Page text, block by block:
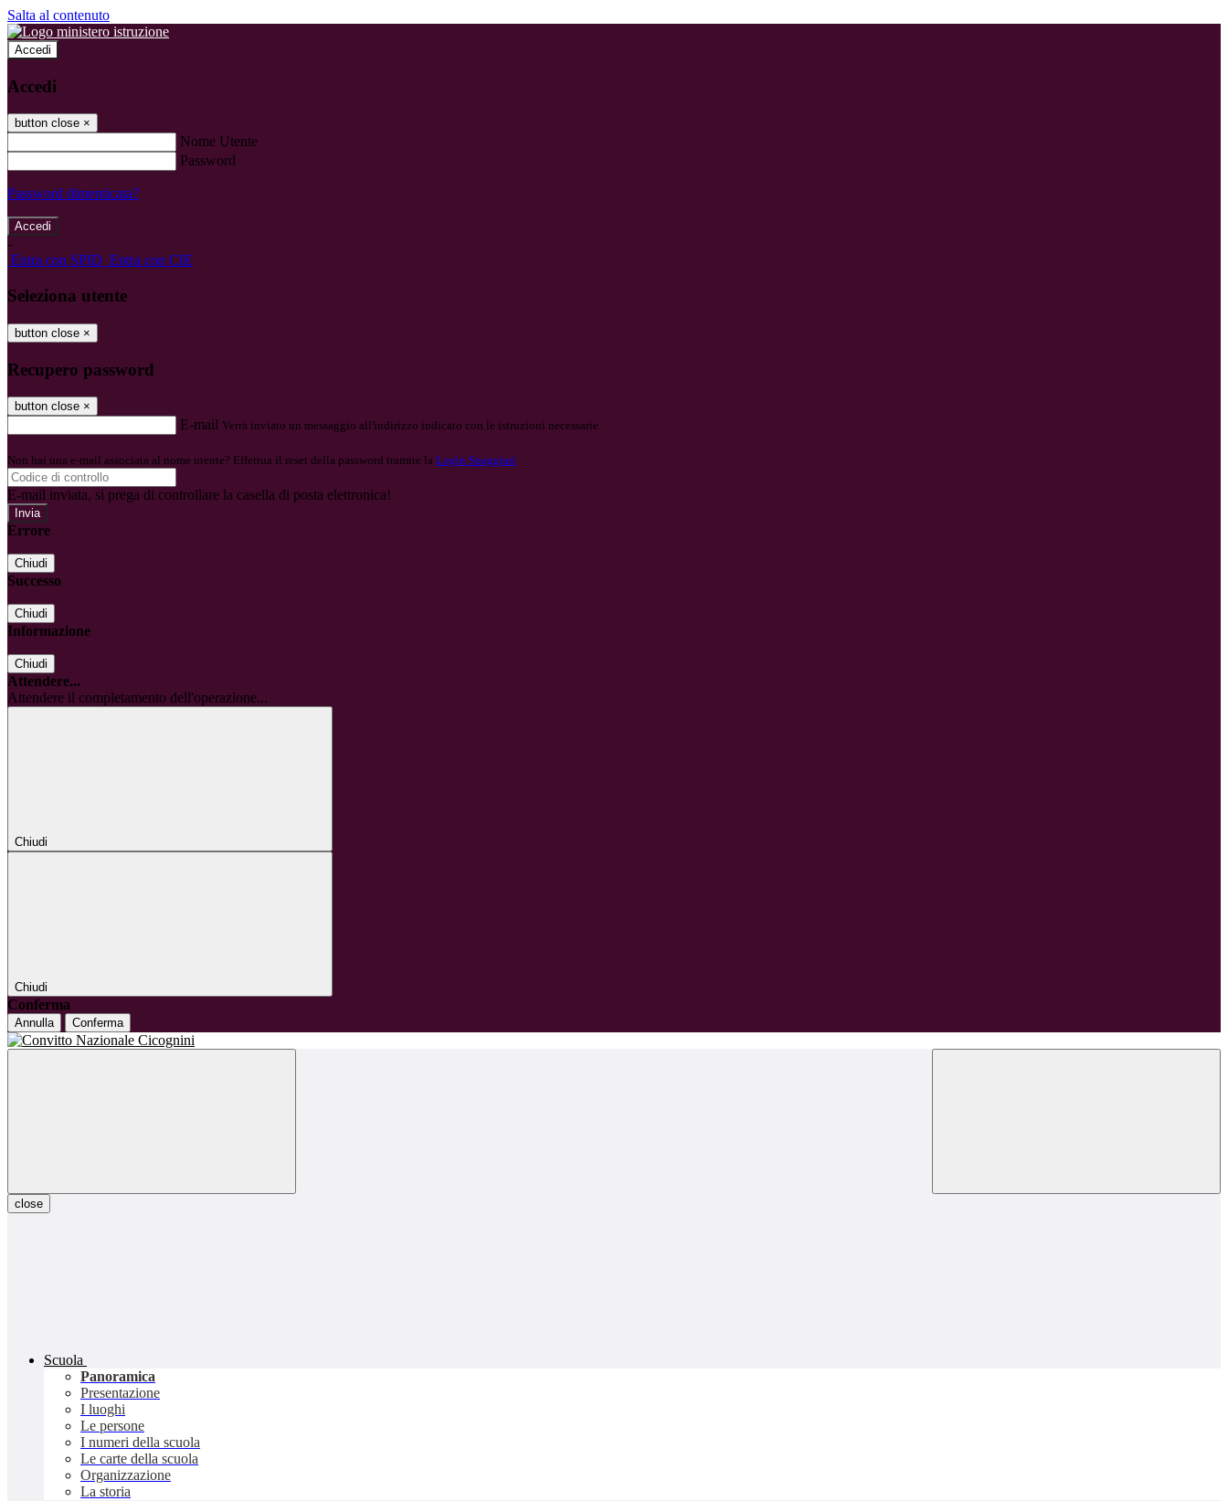
Salta al contenuto
Accedi
Accedi
button close ×
Nome Utente
Password
Password dimenticata?
-
Entra con SPID Entra con CIE
Seleziona utente
button close ×
Recupero password
button close ×
E-mail Verrà inviato un messaggio all'indirizzo indicato con le istruzioni necessarie.
Non hai una e-mail associata al nome utente? Effettua il reset della password tramite la Login Spaggiari
E-mail inviata, si prega di controllare la casella di posta elettronica!
Errore
Chiudi
Successo
Chiudi
Informazione
Chiudi
Attendere...
Attendere il completamento dell'operazione...
Chiudi
Chiudi
Conferma
Annulla Conferma
close
Scuola
Panoramica
Presentazione
I luoghi
Le persone
I numeri della scuola
Le carte della scuola
Organizzazione
La storia